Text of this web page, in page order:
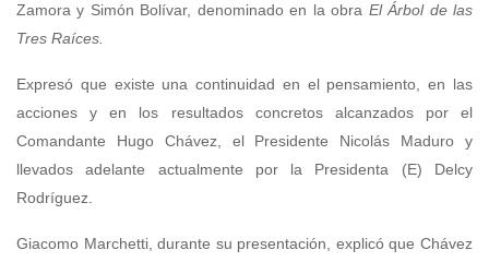
Zamora y Simón Bolívar, denominado en la obra El Árbol de las
Tres Raíces.
Expresó que existe una continuidad en el pensamiento, en las
acciones y en los resultados concretos alcanzados por el
Comandante Hugo Chávez, el Presidente Nicolás Maduro y
llevados adelante actualmente por la Presidenta (E) Delcy
Rodríguez.
Giacomo Marchetti, durante su presentación, explicó que Chávez